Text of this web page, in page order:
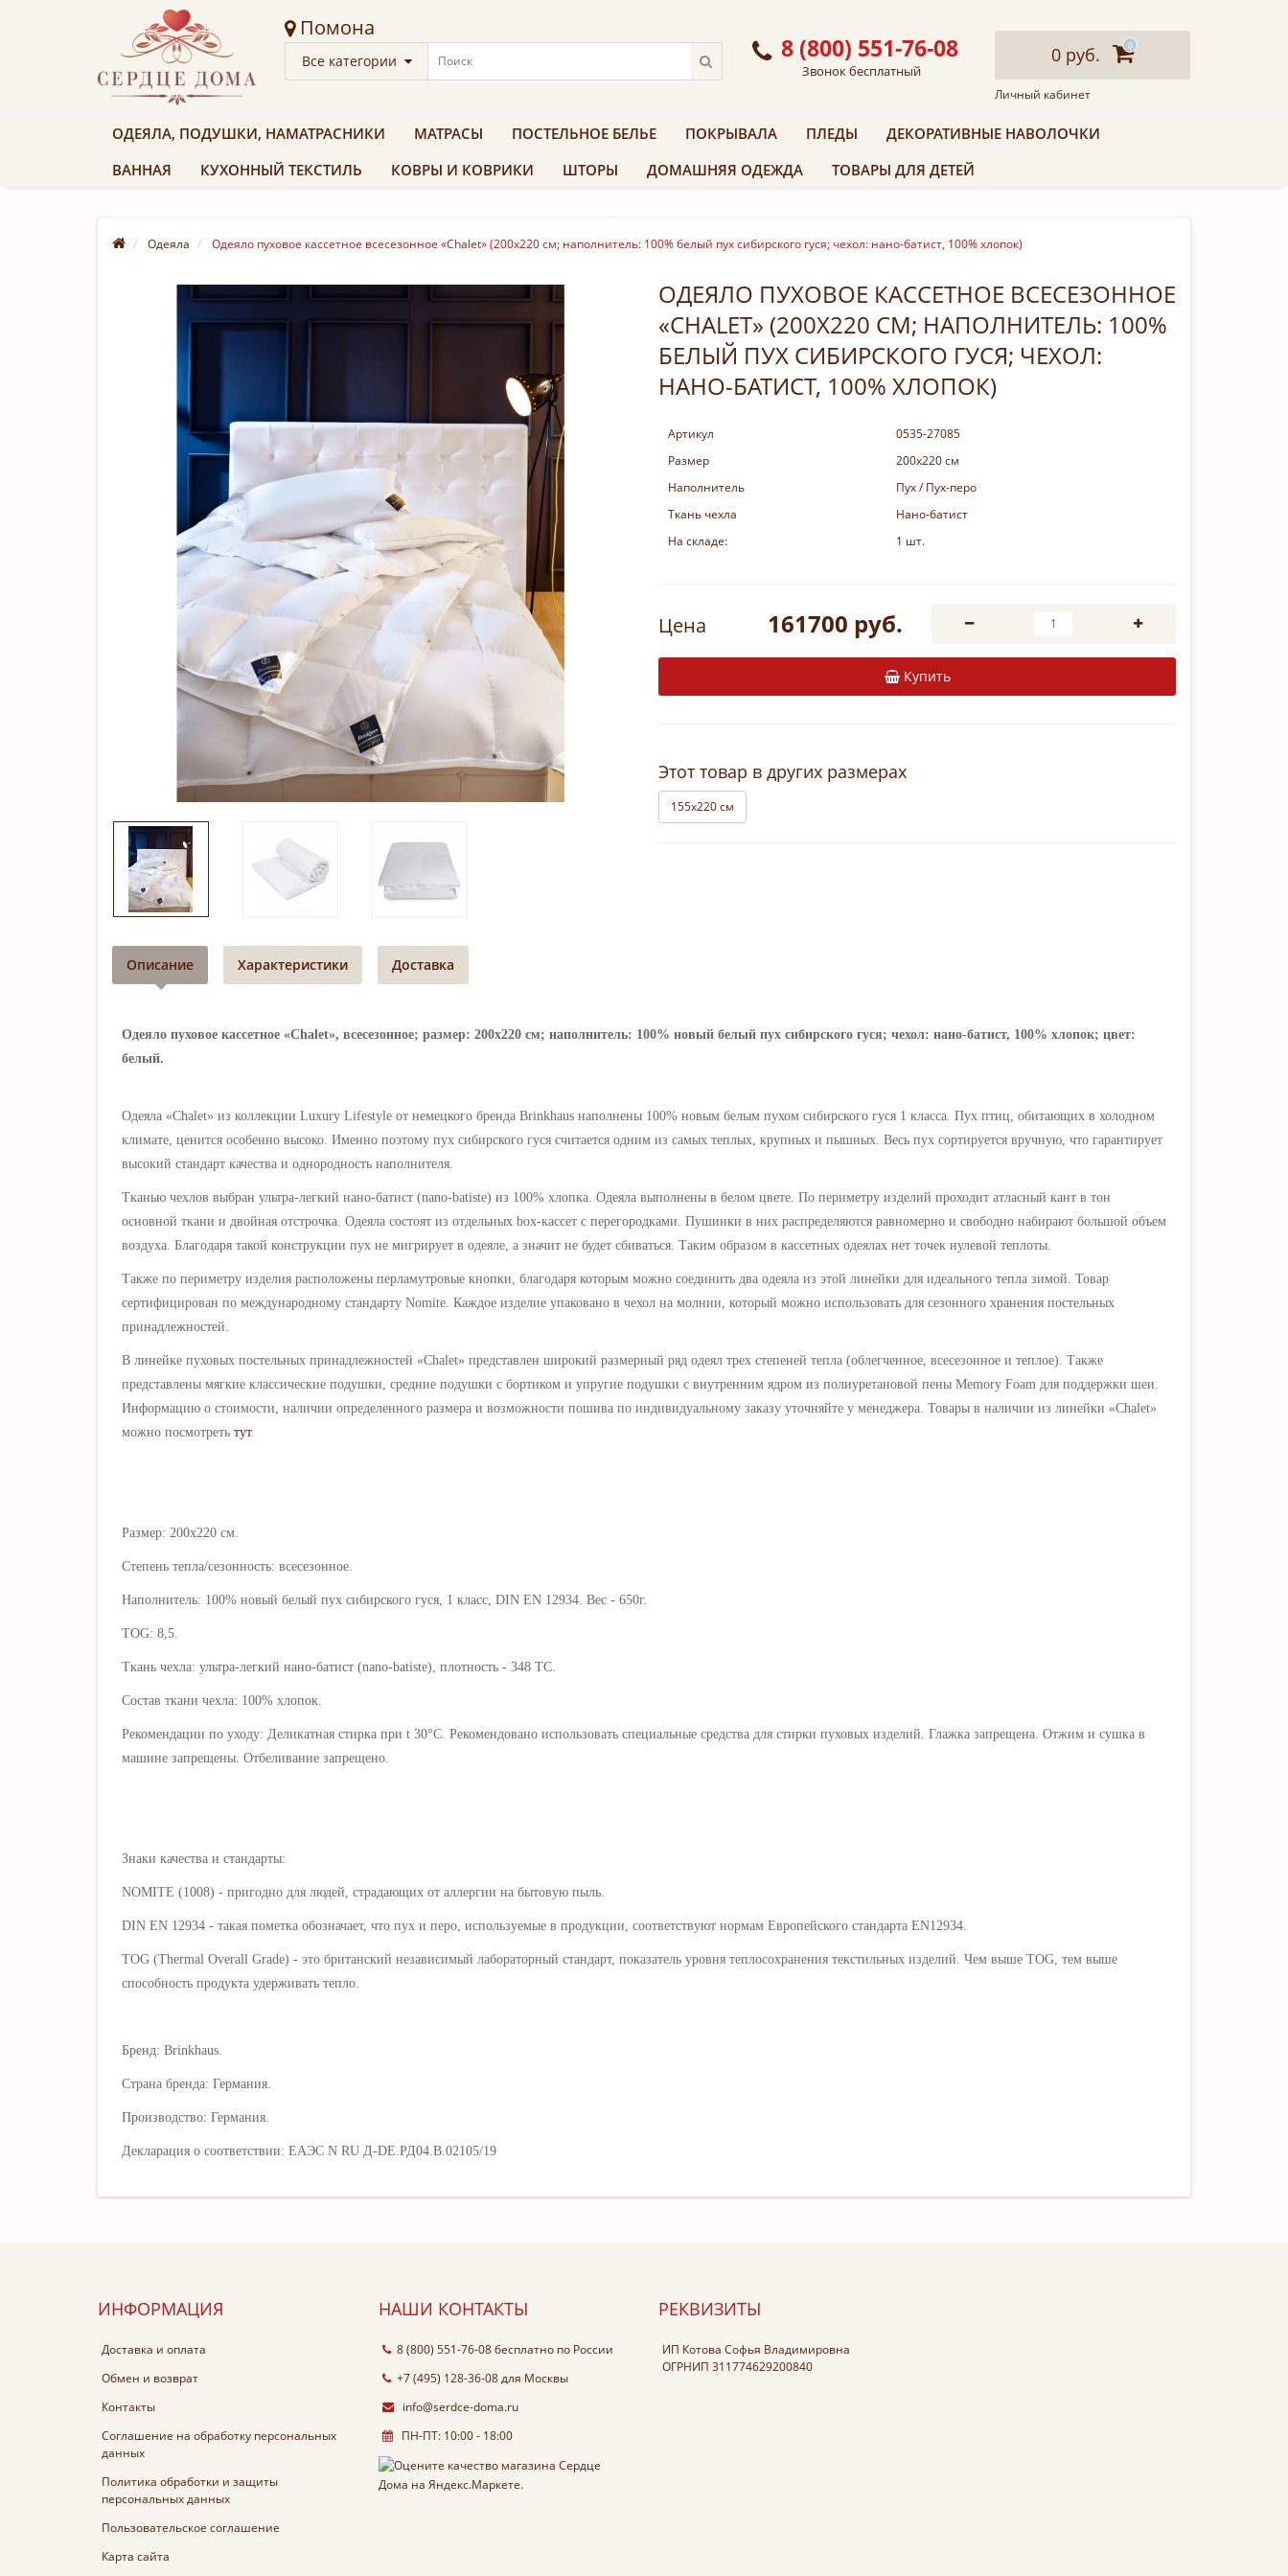
Помона
Все категории 8 (800) 551-76-08
Звонок бесплатный
0 руб. 0
Личный кабинет
ОДЕЯЛА, ПОДУШКИ, НАМАТРАСНИКИ МАТРАСЫ ПОСТЕЛЬНОЕ БЕЛЬЕ ПОКРЫВАЛА ПЛЕДЫ
ДЕКОРАТИВНЫЕ НАВОЛОЧКИ
ВАННАЯ
КУХОННЫЙ ТЕКСТИЛЬ КОВРЫ И КОВРИКИ ШТОРЫ ДОМАШНЯЯ ОДЕЖДА ТОВАРЫ ДЛЯ ДЕТЕЙ
Одеяла Одеяло пуховое кассетное всесезонное «Chalet» (200х220 см; наполнитель: 100% белый пух сибирского гуся; чехол: нано-батист, 100% хлопок)
ОДЕЯЛО ПУХОВОЕ КАССЕТНОЕ ВСЕСЕЗОННОЕ
«CHALET» (200Х220 СМ; НАПОЛНИТЕЛЬ: 100%
БЕЛЫЙ ПУХ СИБИРСКОГО ГУСЯ; ЧЕХОЛ:
НАНО-БАТИСТ, 100% ХЛОПОК)
Артикул
0535-27085
Размер
200х220 см
Наполнитель
Пух / Пух-перо
Ткань чехла
Нано-батист
На складе:
1 шт.
Цена 161700 руб.
Купить
Этот товар в других размерах
155х220 см
Описание Характеристики Доставка
Одеяло пуховое кассетное «Chalet», всесезонное; размер: 200х220 см; наполнитель: 100% новый белый пух сибирского гуся; чехол: нано-батист, 100% хлопок; цвет:
белый.
Одеяла «Chalet» из коллекции Luxury Lifestyle от немецкого бренда Brinkhaus наполнены 100% новым белым пухом сибирского гуся 1 класса. Пух птиц, обитающих в холодном
климате, ценится особенно высоко. Именно поэтому пух сибирского гуся считается одним из самых теплых, крупных и пышных. Весь пух сортируется вручную, что гарантирует
высокий стандарт качества и однородность наполнителя.
Тканью чехлов выбран ультра-легкий нано-батист (nano-batiste) из 100% хлопка. Одеяла выполнены в белом цвете. По периметру изделий проходит атласный кант в тон
основной ткани и двойная отстрочка. Одеяла состоят из отдельных box-кассет с перегородками. Пушинки в них распределяются равномерно и свободно набирают большой объем
воздуха. Благодаря такой конструкции пух не мигрирует в одеяле, а значит не будет сбиваться. Таким образом в кассетных одеялах нет точек нулевой теплоты.
Также по периметру изделия расположены перламутровые кнопки, благодаря которым можно соединить два одеяла из этой линейки для идеального тепла зимой. Товар
сертифицирован по международному стандарту Nomite. Каждое изделие упаковано в чехол на молнии, который можно использовать для сезонного хранения постельных
принадлежностей.
В линейке пуховых постельных принадлежностей «Chalet» представлен широкий размерный ряд одеял трех степеней тепла (облегченное, всесезонное и теплое). Также
представлены мягкие классические подушки, средние подушки с бортиком и упругие подушки с внутренним ядром из полиуретановой пены Memory Foam для поддержки шеи.
Информацию о стоимости, наличии определенного размера и возможности пошива по индивидуальному заказу уточняйте у менеджера. Товары в наличии из линейки «Chalet»
можно посмотреть тут.
Размер: 200х220 см.
Степень тепла/сезонность: всесезонное.
Наполнитель: 100% новый белый пух сибирского гуся, 1 класс, DIN EN 12934. Вес - 650г.
TOG: 8,5.
Ткань чехла: ультра-легкий нано-батист (nano-batiste) , плотность - 348 ТС.
Состав ткани чехла: 100% хлопок.
Рекомендации по уходу: Деликатная стирка при t 30°C. Рекомендовано использовать специальные средства для стирки пуховых изделий. Глажка запрещена. Отжим и сушка в
машине запрещены. Отбеливание запрещено.
Знаки качества и стандарты:
NOMITE (1008) - пригодно для людей, страдающих от аллергии на бытовую пыль.
DIN EN 12934 - такая пометка обозначает, что пух и перо, используемые в продукции, соответствуют нормам Европейского стандарта EN12934.
TOG (Thermal Overall Grade) - это британский независимый лабораторный стандарт, показатель уровня теплосохранения текстильных изделий. Чем выше TOG, тем выше
способность продукта удерживать тепло.
Бренд: Brinkhaus.
Страна бренда: Германия.
Производство: Германия.
Декларация о соответствии: ЕАЭС N RU Д-DE.РД04.В.02105/19
ИНФОРМАЦИЯ
Доставка и оплата
Обмен и возврат
Контакты
Соглашение на обработку персональных
данных
Политика обработки и защиты
персональных данных
Пользовательское соглашение
Карта сайта
НАШИ КОНТАКТЫ
8 (800) 551-76-08бесплатно по России
+7 (495) 128-36-08для Москвы
info@serdce-doma.ru
ПН-ПТ: 10:00 - 18:00
РЕКВИЗИТЫ
ИП Котова Софья Владимировна
ОГРНИП 311774629200840